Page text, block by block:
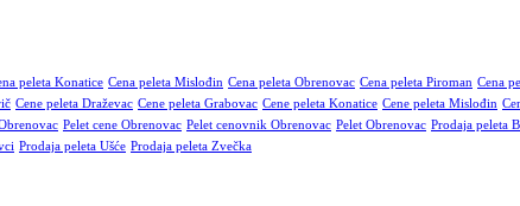
peleta Konatice Cena peleta Mislođin Cena peleta Obrenovac Cena peleta Piroman Cena
Cene peleta Draževac Cene peleta Grabovac Cene peleta Konatice Cene peleta Mislođin
Pelet cene Obrenovac Pelet cenovnik Obrenovac Pelet Obrenovac Prodaja peleta
Prodaja peleta Ušće Prodaja peleta Zvečka